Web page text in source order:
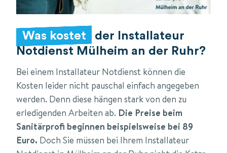
Was kostet
der Installateur
Notdienst Mülheim an der Ruhr?
Bei einem Installateur Notdienst können die
Kosten leider nicht pauschal einfach angegeben
werden. Denn diese hängen stark von den zu
erledigenden Arbeiten ab. Die Preise beim
Sanitärprofi beginnen beispielsweise bei 89
Euro. Doch Sie müssen bei Ihrem Installateur